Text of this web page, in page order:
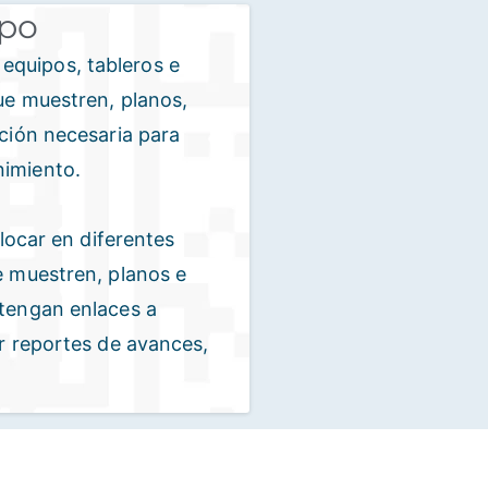
equipos, tableros e
muestren, planos,
necesaria para
en diferentes
muestren, planos e
enlaces a
reportes de avances,